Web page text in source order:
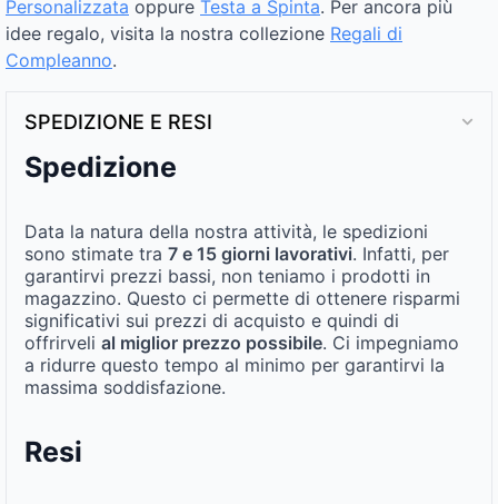
Personalizzata oppure Testa a Spinta. Per ancora più
idee regalo, visita la nostra collezione Regali di
Compleanno.
SPEDIZIONE E RESI
Spedizione
Data la natura della nostra attività, le spedizioni
sono stimate tra 7 e 15 giorni lavorativi. Infatti, per
garantirvi prezzi bassi, non teniamo i prodotti in
magazzino. Questo ci permette di ottenere risparmi
significativi sui prezzi di acquisto e quindi di
offrirveli al miglior prezzo possibile. Ci impegniamo
a ridurre questo tempo al minimo per garantirvi la
massima soddisfazione.
Resi